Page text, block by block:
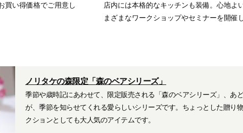
買い得価格でご用意し
店内には本格的なキッチンも装備。心地よ
まざまなワークショップやセミナーを開催
ノリタケの森限定「森のベアシリーズ」
季節や歳時記にあわせて、限定販売される「森のベアシリーズ」、あ
が、季節を知らせてくれる愛らしいシリーズです。ちょっとした贈り
クションとしても大人気のアイテムです。